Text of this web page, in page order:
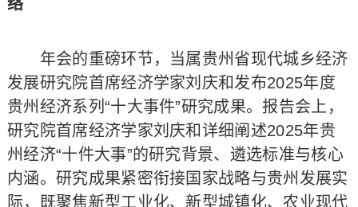
络
年会的重磅环节，当属贵州省现代城乡经济
发展研究院首席经济学家刘庆和发布2025年度
贵州经济系列“十大事件”研究成果。报告会上，
研究院首席经济学家刘庆和详细阐述2025年贵
州经济“十件大事”的研究背景、遴选标准与核心
内涵。研究成果紧密衔接国家战略与贵州发展实
际，既聚焦新型工业化、新型城镇化、农业现代